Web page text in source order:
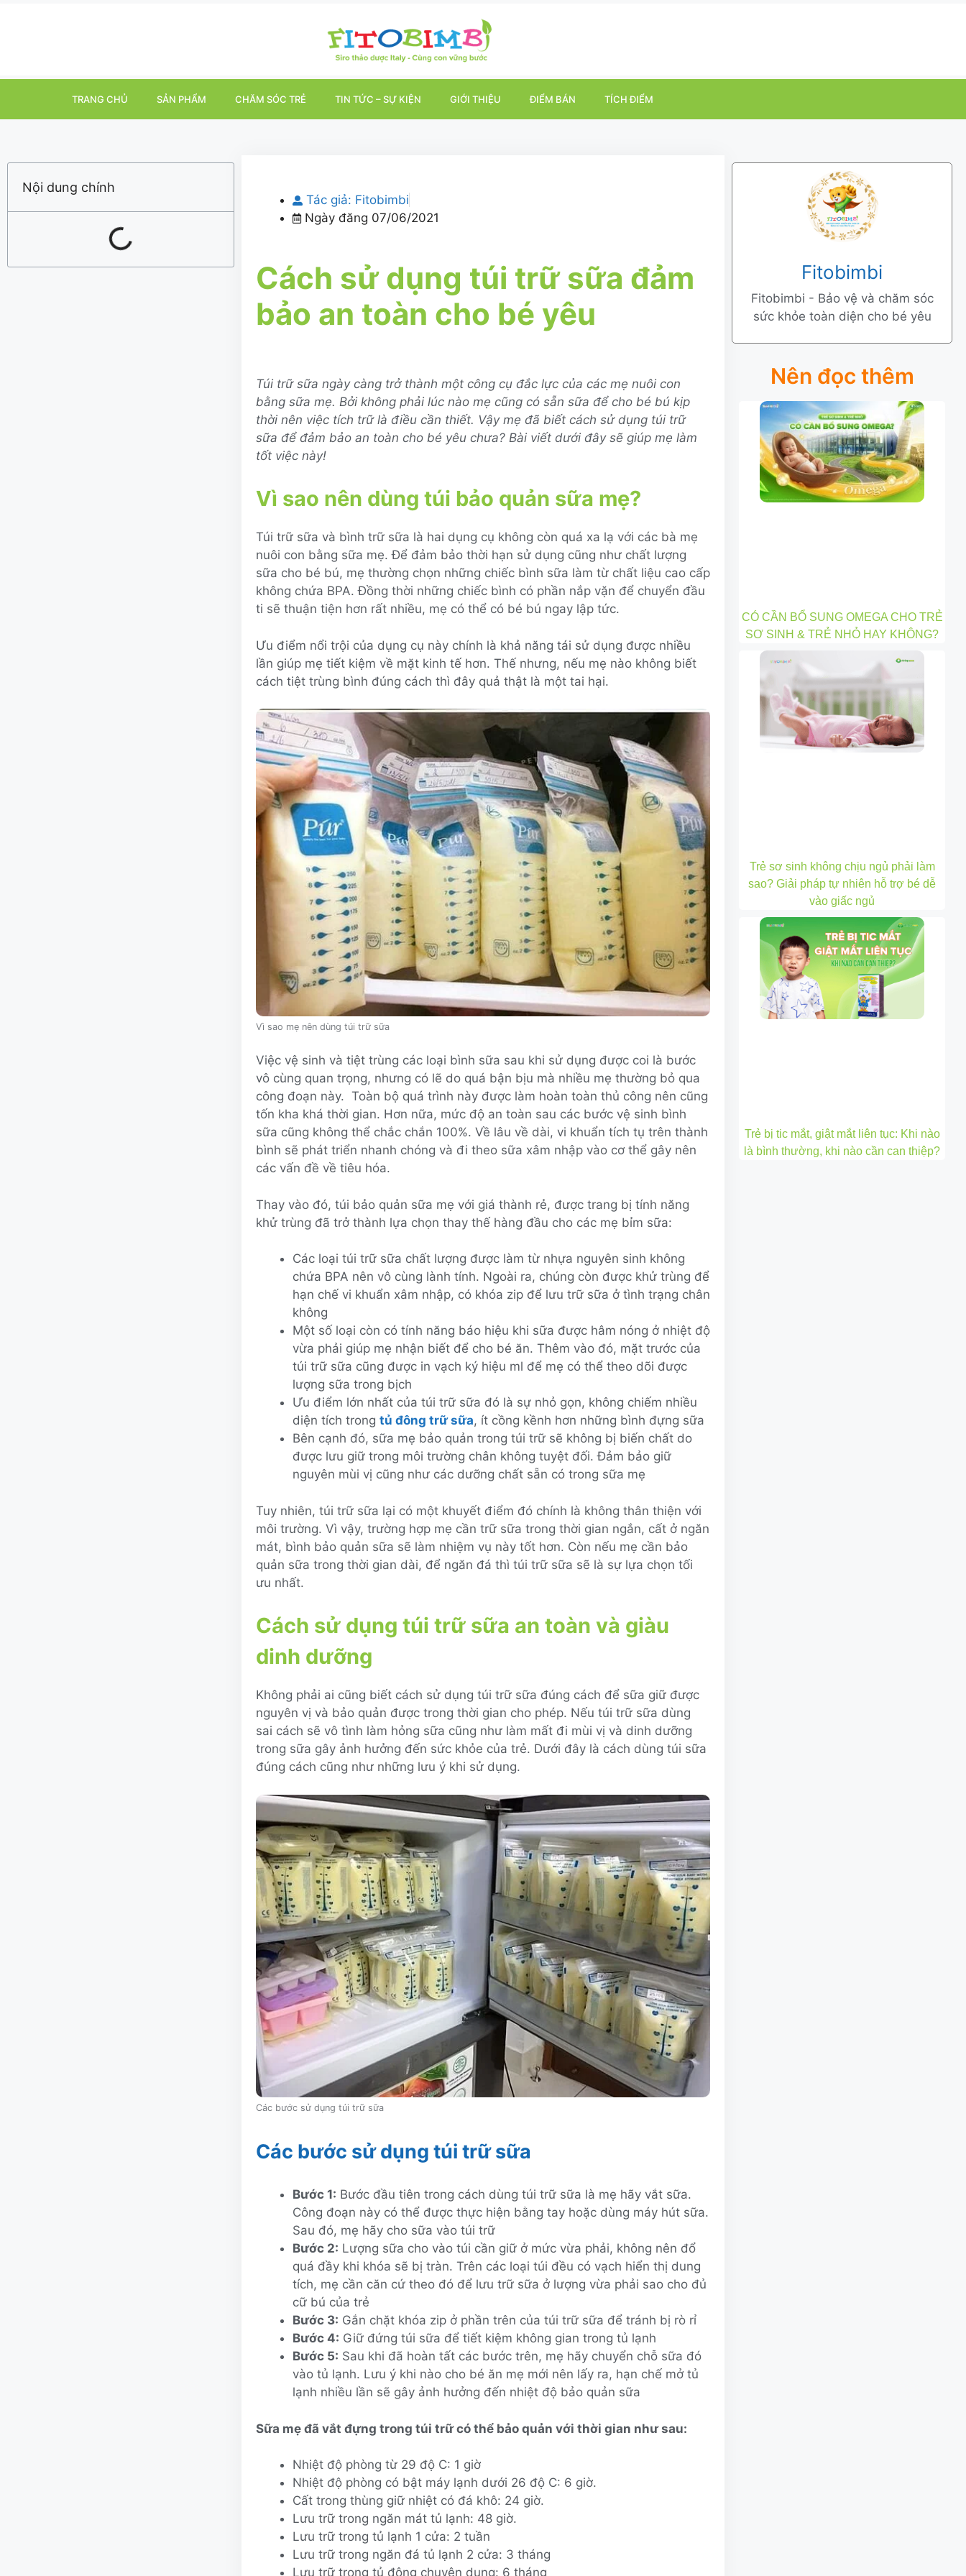
TRANG CHỦ SẢN PHẨM CHĂM SÓC TRẺ TIN TỨC – SỰ KIỆN GIỚI THIỆU ĐIỂM BÁN TÍCH ĐIỂM
Nội dung chính
Tác giả: Fitobimbi
Ngày đăng 07/06/2021
Cách sử dụng túi trữ sữa đảm
bảo an toàn cho bé yêu
Túi trữ sữa ngày càng trở thành một công cụ đắc lực của các mẹ nuôi con
bằng sữa mẹ. Bởi không phải lúc nào mẹ cũng có sẵn sữa để cho bé bú kịp
thời nên việc tích trữ là điều cần thiết. Vậy mẹ đã biết cách sử dụng túi trữ
sữa để đảm bảo an toàn cho bé yêu chưa? Bài viết dưới đây sẽ giúp mẹ làm
tốt việc này!
Vì sao nên dùng túi bảo quản sữa mẹ?
Túi trữ sữa và bình trữ sữa là hai dụng cụ không còn quá xa lạ với các bà mẹ
nuôi con bằng sữa mẹ. Để đảm bảo thời hạn sử dụng cũng như chất lượng
sữa cho bé bú, mẹ thường chọn những chiếc bình sữa làm từ chất liệu cao cấp
không chứa BPA. Đồng thời những chiếc bình có phần nắp vặn để chuyển đầu
ti sẽ thuận tiện hơn rất nhiều, mẹ có thể có bé bú ngay lập tức.
Ưu điểm nổi trội của dụng cụ này chính là khả năng tái sử dụng được nhiều
lần giúp mẹ tiết kiệm về mặt kinh tế hơn. Thế nhưng, nếu mẹ nào không biết
cách tiệt trùng bình đúng cách thì đây quả thật là một tai hại.
Vì sao mẹ nên dùng túi trữ sữa
Việc vệ sinh và tiệt trùng các loại bình sữa sau khi sử dụng được coi là bước
vô cùng quan trọng, nhưng có lẽ do quá bận bịu mà nhiều mẹ thường bỏ qua
công đoạn này. Toàn bộ quá trình này được làm hoàn toàn thủ công nên cũng
tốn kha khá thời gian. Hơn nữa, mức độ an toàn sau các bước vệ sinh bình
sữa cũng không thể chắc chắn 100%. Về lâu về dài, vi khuẩn tích tụ trên thành
bình sẽ phát triển nhanh chóng và đi theo sữa xâm nhập vào cơ thể gây nên
các vấn đề về tiêu hóa.
Thay vào đó, túi bảo quản sữa mẹ với giá thành rẻ, được trang bị tính năng
khử trùng đã trở thành lựa chọn thay thế hàng đầu cho các mẹ bỉm sữa:
Các loại túi trữ sữa chất lượng được làm từ nhựa nguyên sinh không
chứa BPA nên vô cùng lành tính. Ngoài ra, chúng còn được khử trùng để
hạn chế vi khuẩn xâm nhập, có khóa zip để lưu trữ sữa ở tình trạng chân
không
Một số loại còn có tính năng báo hiệu khi sữa được hâm nóng ở nhiệt độ
vừa phải giúp mẹ nhận biết để cho bé ăn. Thêm vào đó, mặt trước của
túi trữ sữa cũng được in vạch ký hiệu ml để mẹ có thể theo dõi được
lượng sữa trong bịch
Ưu điểm lớn nhất của túi trữ sữa đó là sự nhỏ gọn, không chiếm nhiều
diện tích trong tủ đông trữ sữa, ít cồng kềnh hơn những bình đựng sữa
Bên cạnh đó, sữa mẹ bảo quản trong túi trữ sẽ không bị biến chất do
được lưu giữ trong môi trường chân không tuyệt đối. Đảm bảo giữ
nguyên mùi vị cũng như các dưỡng chất sẵn có trong sữa mẹ
Tuy nhiên, túi trữ sữa lại có một khuyết điểm đó chính là không thân thiện với
môi trường. Vì vậy, trường hợp mẹ cần trữ sữa trong thời gian ngắn, cất ở ngăn
mát, bình bảo quản sữa sẽ làm nhiệm vụ này tốt hơn. Còn nếu mẹ cần bảo
quản sữa trong thời gian dài, để ngăn đá thì túi trữ sữa sẽ là sự lựa chọn tối
ưu nhất.
Cách sử dụng túi trữ sữa an toàn và giàu
dinh dưỡng
Không phải ai cũng biết cách sử dụng túi trữ sữa đúng cách để sữa giữ được
nguyên vị và bảo quản được trong thời gian cho phép. Nếu túi trữ sữa dùng
sai cách sẽ vô tình làm hỏng sữa cũng như làm mất đi mùi vị và dinh dưỡng
trong sữa gây ảnh hưởng đến sức khỏe của trẻ. Dưới đây là cách dùng túi sữa
đúng cách cũng như những lưu ý khi sử dụng.
Các bước sử dụng túi trữ sữa
Các bước sử dụng túi trữ sữa
Bước 1: Bước đầu tiên trong cách dùng túi trữ sữa là mẹ hãy vắt sữa.
Công đoạn này có thể được thực hiện bằng tay hoặc dùng máy hút sữa.
Sau đó, mẹ hãy cho sữa vào túi trữ
Bước 2: Lượng sữa cho vào túi cần giữ ở mức vừa phải, không nên đổ
quá đầy khi khóa sẽ bị tràn. Trên các loại túi đều có vạch hiển thị dung
tích, mẹ cần căn cứ theo đó để lưu trữ sữa ở lượng vừa phải sao cho đủ
cữ bú của trẻ
Bước 3: Gắn chặt khóa zip ở phần trên của túi trữ sữa để tránh bị rò rỉ
Bước 4: Giữ đứng túi sữa để tiết kiệm không gian trong tủ lạnh
Bước 5: Sau khi đã hoàn tất các bước trên, mẹ hãy chuyển chỗ sữa đó
vào tủ lạnh. Lưu ý khi nào cho bé ăn mẹ mới nên lấy ra, hạn chế mở tủ
lạnh nhiều lần sẽ gây ảnh hưởng đến nhiệt độ bảo quản sữa
Sữa mẹ đã vắt đựng trong túi trữ có thể bảo quản với thời gian như sau:
Nhiệt độ phòng từ 29 độ C: 1 giờ
Nhiệt độ phòng có bật máy lạnh dưới 26 độ C: 6 giờ.
Cất trong thùng giữ nhiệt có đá khô: 24 giờ.
Lưu trữ trong ngăn mát tủ lạnh: 48 giờ.
Lưu trữ trong tủ lạnh 1 cửa: 2 tuần
Lưu trữ trong ngăn đá tủ lạnh 2 cửa: 3 tháng
Lưu trữ trong tủ đông chuyên dụng: 6 tháng
Fitobimbi
Fitobimbi - Bảo vệ và chăm sóc
sức khỏe toàn diện cho bé yêu
Nên đọc thêm
CÓ CẦN BỔ SUNG OMEGA CHO TRẺ
SƠ SINH & TRẺ NHỎ HAY KHÔNG?
Trẻ sơ sinh không chịu ngủ phải làm
sao? Giải pháp tự nhiên hỗ trợ bé dễ
vào giấc ngủ
Trẻ bị tic mắt, giật mắt liên tục: Khi nào
là bình thường, khi nào cần can thiệp?